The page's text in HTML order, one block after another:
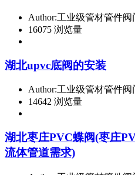
Author:工业级管材管件阀
16075 浏览量
湖北upvc底阀的安装
Author:工业级管材管件阀
14642 浏览量
湖北枣庄PVC蝶阀(枣庄
流体管道需求)